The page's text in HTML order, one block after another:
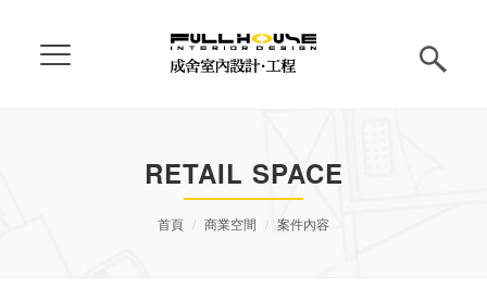
RETAIL SPACE
首頁 商業空間 案件內容